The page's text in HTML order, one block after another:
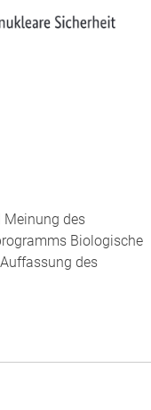
Meinung des
Biologische
des